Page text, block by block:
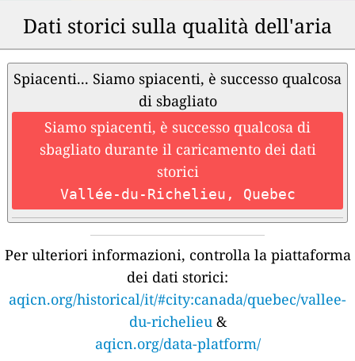
Dati storici sulla qualità dell'aria
Spiacenti... Siamo spiacenti, è successo qualcosa
di sbagliato
Siamo spiacenti, è successo qualcosa di
sbagliato durante il caricamento dei dati
storici
Vallée-du-Richelieu, Quebec
Per ulteriori informazioni, controlla la piattaforma
dei dati storici:
aqicn.org/historical/it/#city:canada/quebec/vallee-
du-richelieu&
aqicn.org/data-platform/